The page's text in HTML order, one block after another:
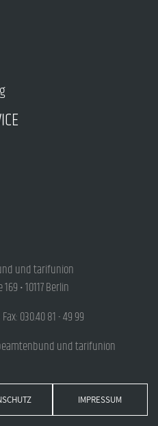
und tarifunion
• 10117 Berlin
030.40 81 - 49 99
und tarifunion
IMPRESSUM